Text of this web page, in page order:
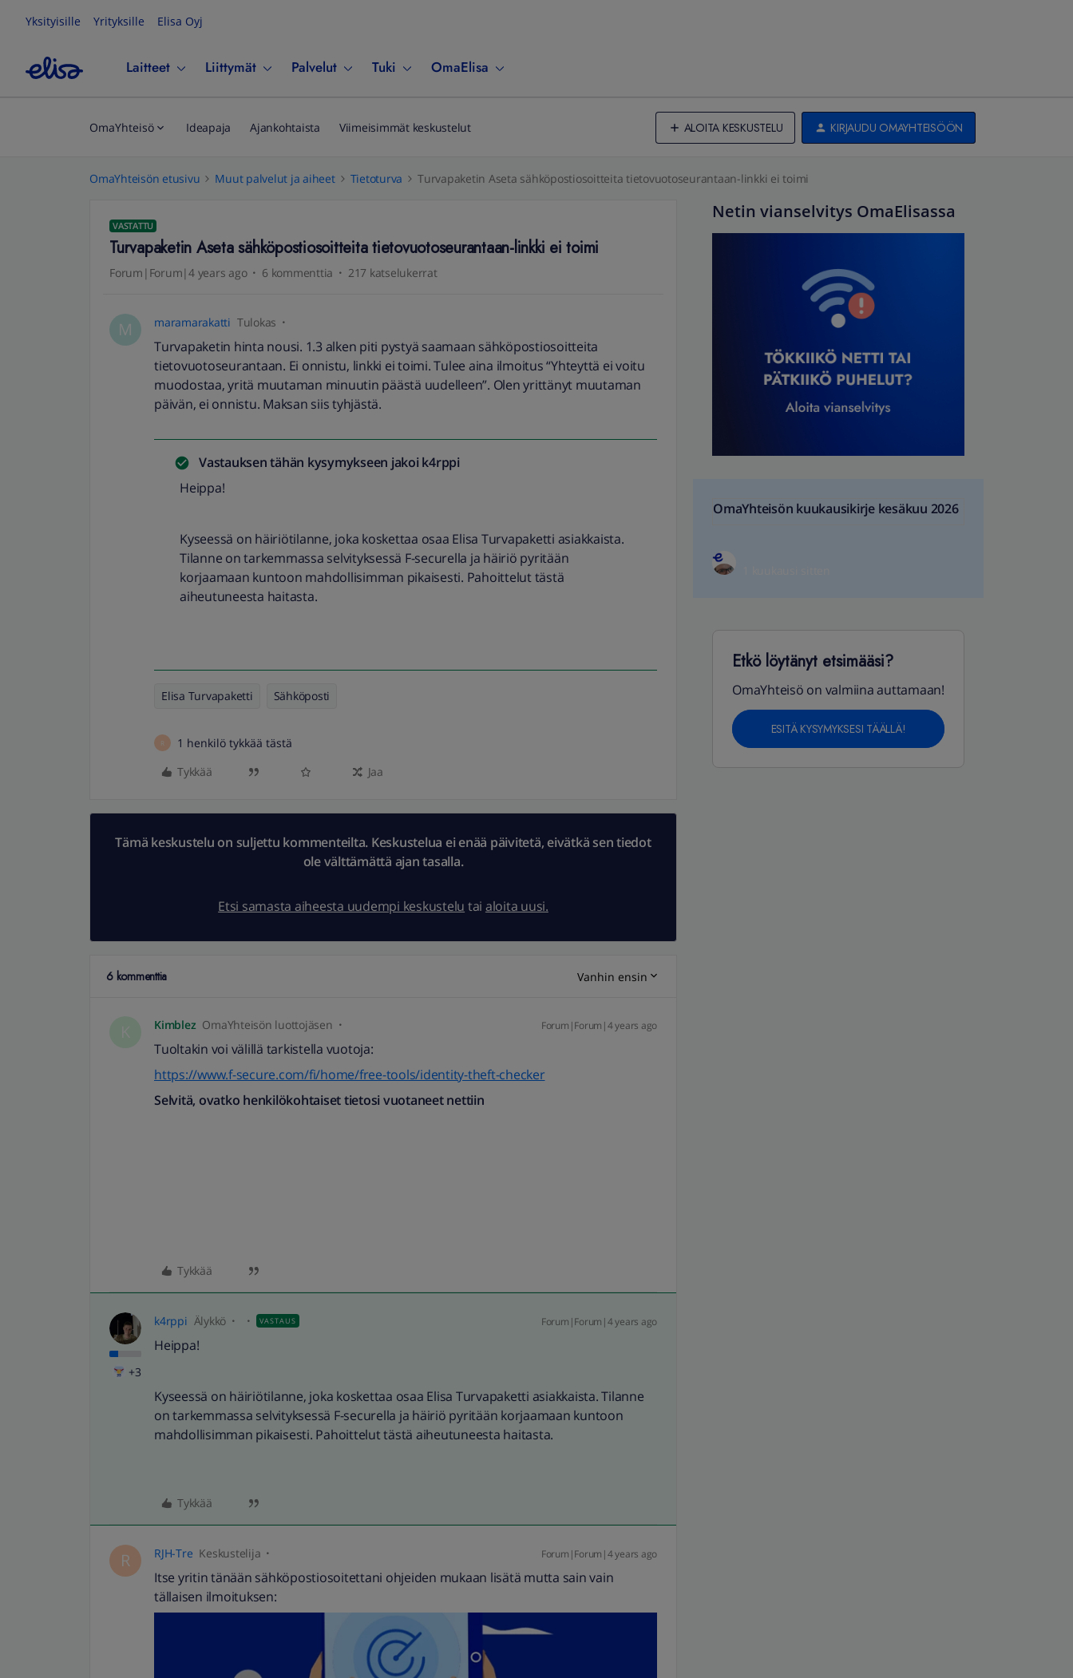
Yksityisille Yrityksille Elisa Oyj
Laitteet Liittymät Palvelut Tuki OmaElisa
OmaYhteisö Ideapaja Ajankohtaista Viimeisimmät keskustelut ALOITA KESKUSTELU KIRJAUDU OMAYHTEISÖÖN
OmaYhteisön etusivu Muut palvelut ja aiheet Tietoturva Turvapaketin Aseta sähköpostiosoitteita tietovuotoseurantaan-linkki ei toimi
VASTATTU
Turvapaketin Aseta sähköpostiosoitteita tietovuotoseurantaan-linkki ei toimi
Forum|Forum|4 years ago 6 kommenttia 217 katselukerrat
M maramarakatti Tulokas
Turvapaketin hinta nousi. 1.3 alken piti pystyä saamaan sähköpostiosoitteita
tietovuotoseurantaan. Ei onnistu, linkki ei toimi. Tulee aina ilmoitus “Yhteyttä ei voitu
muodostaa, yritä muutaman minuutin päästä uudelleen”. Olen yrittänyt muutaman
päivän, ei onnistu. Maksan siis tyhjästä.
Vastauksen tähän kysymykseen jakoi k4rppi
Heippa!
Kyseessä on häiriötilanne, joka koskettaa osaa Elisa Turvapaketti asiakkaista.
Tilanne on tarkemmassa selvityksessä F-securella ja häiriö pyritään
korjaamaan kuntoon mahdollisimman pikaisesti. Pahoittelut tästä
aiheutuneesta haitasta.
Elisa Turvapaketti Sähköposti
R
1 henkilö tykkää tästä
Tykkää
Jaa
Tämä keskustelu on suljettu kommenteilta. Keskustelua ei enää päivitetä, eivätkä sen tiedot
ole välttämättä ajan tasalla.
Etsi samasta aiheesta uudempi keskustelu tai aloita uusi.
6 kommenttia Vanhin ensin
Kimblez OmaYhteisön luottojäsen Forum|Forum|4 years ago
Tuoltakin voi välillä tarkistella vuotoja:
https://www.f-secure.com/fi/home/free-tools/identity-theft-checker
Selvitä, ovatko henkilö­kohtaiset tietosi vuotaneet nettiin
Tykkää
+3
k4rppi Älykkö VASTAUS Forum|Forum|4 years ago
Heippa!
Kyseessä on häiriötilanne, joka koskettaa osaa Elisa Turvapaketti asiakkaista. Tilanne
on tarkemmassa selvityksessä F-securella ja häiriö pyritään korjaamaan kuntoon
mahdollisimman pikaisesti. Pahoittelut tästä aiheutuneesta haitasta.
Tykkää
R RJH-Tre Keskustelija Forum|Forum|4 years ago
Itse yritin tänään sähköpostiosoitettani ohjeiden mukaan lisätä mutta sain vain
tällaisen ilmoituksen:
Netin vianselvitys OmaElisassa
OmaYhteisön kuukausikirje kesäkuu 2026
Etkö löytänyt etsimääsi?
OmaYhteisö on valmiina auttamaan!
ESITÄ KYSYMYKSESI TÄÄLLÄ!